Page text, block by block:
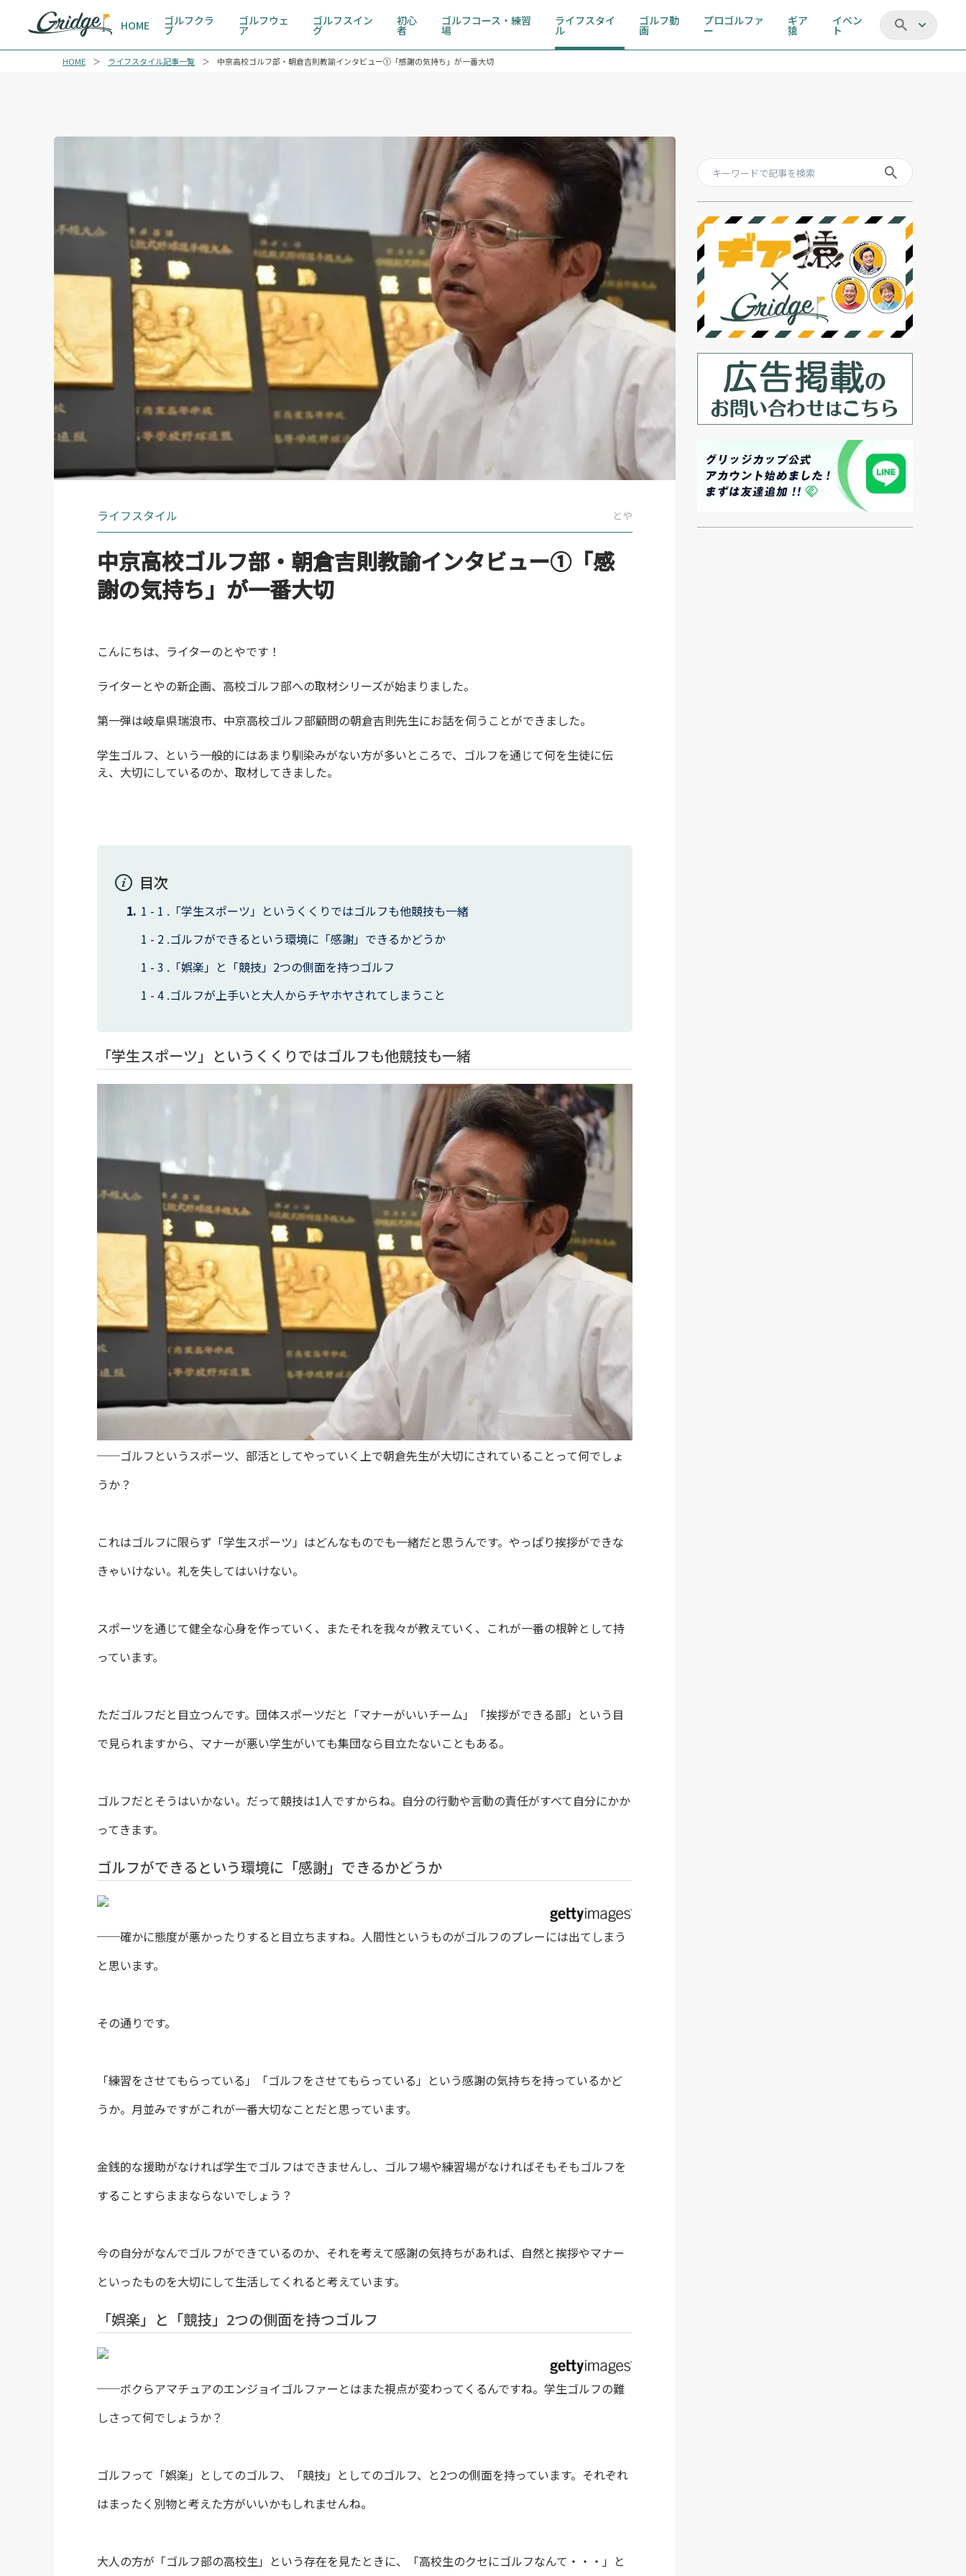
HOME ゴルフクラ
ブ
ゴルフウェ
ア
ゴルフスイン
グ
初心
者
ゴルフコース・練習
場
ライフスタイ
ル
ゴルフ動
画
プロゴルファ
ー
ギア
猿
イベン
ト
HOME ライフスタイル記事一覧 中京高校ゴルフ部・朝倉吉則教諭インタビュー①「感謝の気持ち」が一番大切
ライフスタイル とや
中京高校ゴルフ部・朝倉吉則教諭インタビュー①「感
謝の気持ち」が一番大切
こんにちは、ライターのとやです！
ライターとやの新企画、高校ゴルフ部への取材シリーズが始まりました。
第一弾は岐阜県瑞浪市、中京高校ゴルフ部顧問の朝倉吉則先生にお話を伺うことができました。
学生ゴルフ、という一般的にはあまり馴染みがない方が多いところで、ゴルフを通じて何を生徒に伝
え、大切にしているのか、取材してきました。
目次
「学生スポーツ」というくくりではゴルフも他競技も一緒
ゴルフができるという環境に「感謝」できるかどうか
「娯楽」と「競技」2つの側面を持つゴルフ
ゴルフが上手いと大人からチヤホヤされてしまうこと
「学生スポーツ」というくくりではゴルフも他競技も一緒
──ゴルフというスポーツ、部活としてやっていく上で朝倉先生が大切にされていることって何でしょ
うか？
これはゴルフに限らず「学生スポーツ」はどんなものでも一緒だと思うんです。やっぱり挨拶ができな
きゃいけない。礼を失してはいけない。
スポーツを通じて健全な心身を作っていく、またそれを我々が教えていく、これが一番の根幹として持
っています。
ただゴルフだと目立つんです。団体スポーツだと「マナーがいいチーム」「挨拶ができる部」という目
で見られますから、マナーが悪い学生がいても集団なら目立たないこともある。
ゴルフだとそうはいかない。だって競技は1人ですからね。自分の行動や言動の責任がすべて自分にかか
ってきます。
ゴルフができるという環境に「感謝」できるかどうか
──確かに態度が悪かったりすると目立ちますね。人間性というものがゴルフのプレーには出てしまう
と思います。
その通りです。
「練習をさせてもらっている」「ゴルフをさせてもらっている」という感謝の気持ちを持っているかど
うか。月並みですがこれが一番大切なことだと思っています。
金銭的な援助がなければ学生でゴルフはできませんし、ゴルフ場や練習場がなければそもそもゴルフを
することすらままならないでしょう？
今の自分がなんでゴルフができているのか、それを考えて感謝の気持ちがあれば、自然と挨拶やマナー
といったものを大切にして生活してくれると考えています。
「娯楽」と「競技」2つの側面を持つゴルフ
──ボクらアマチュアのエンジョイゴルファーとはまた視点が変わってくるんですね。学生ゴルフの難
しさって何でしょうか？
ゴルフって「娯楽」としてのゴルフ、「競技」としてのゴルフ、と2つの側面を持っています。それぞれ
はまったく別物と考えた方がいいかもしれませんね。
大人の方が「ゴルフ部の高校生」という存在を見たときに、「高校生のクセにゴルフなんて・・・」と